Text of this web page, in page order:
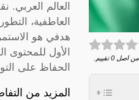
من اصل 0 تقييم.
العالم العربي.
العاطفية،
هدفي هو
الأول للمحتوى
الحفاظ على
المزيد من